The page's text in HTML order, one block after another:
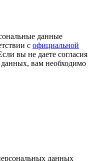
данные
с официальной
вы не даете согласия
вам необходимо
данных